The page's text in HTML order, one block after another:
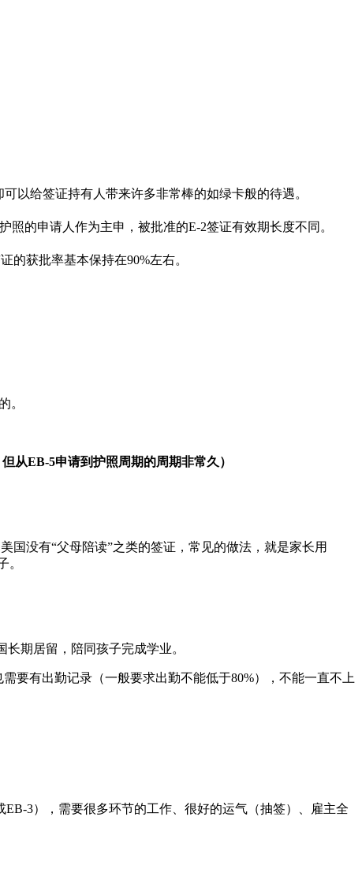
以给签证持有人带来许多非常棒的如绿卡般的待遇。
的申请人作为主申，被批准的E-2签证有效期长度不同。
的获批率基本保持在90%左右。
。
从EB-5申请到护照周期的周期非常久）
国没有“父母陪读”之类的签证，常见的做法，就是家长用
。
期居留，陪同孩子完成学业。
要有出勤记录（一般要求出勤不能低于80%），不能一直不上
3），需要很多环节的工作、很好的运气（抽签）、雇主全